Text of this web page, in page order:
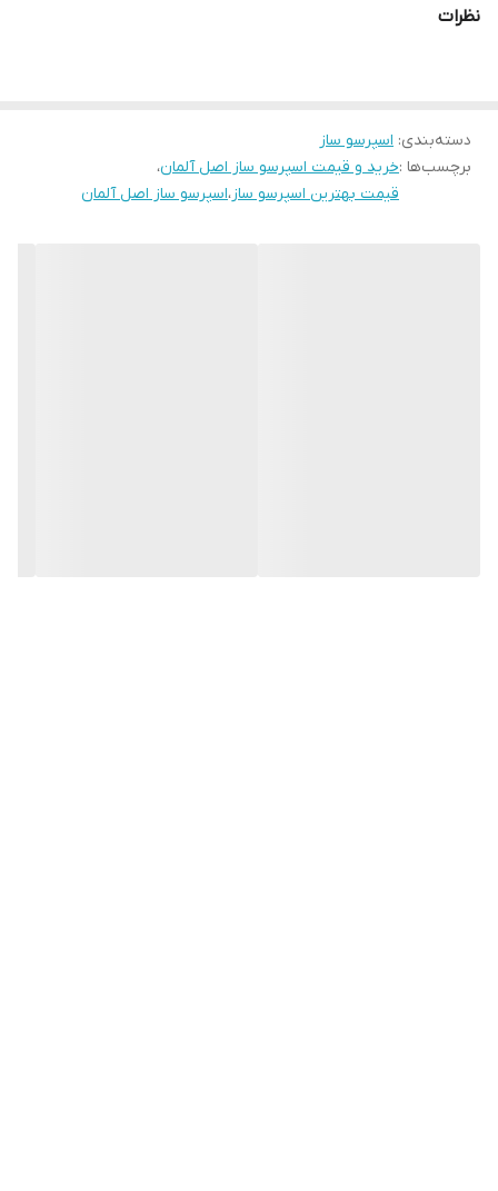
نظرات
دسته‌بندی: اسپرسو ساز
برچسب‌ها :خرید و قیمت اسپرسو ساز اصل آلمان،
قیمت بهترین اسپرسو ساز،اسپرسو ساز اصل آلمان